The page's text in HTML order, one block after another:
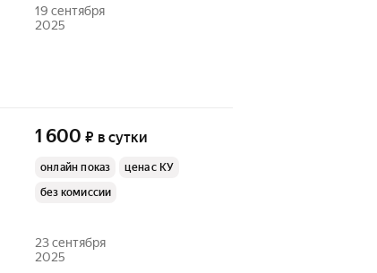
19 сентября
2025
1 600 ₽ в сутки
онлайн показ
цена с КУ
без комиссии
23 сентября
2025